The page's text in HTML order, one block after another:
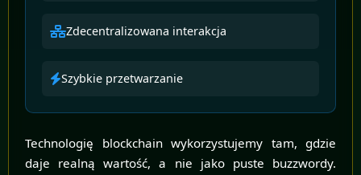
Zdecentralizowana interakcja
Szybkie przetwarzanie
Technologię blockchain wykorzystujemy tam, gdzie
daje realną wartość, a nie jako puste buzzwordy.